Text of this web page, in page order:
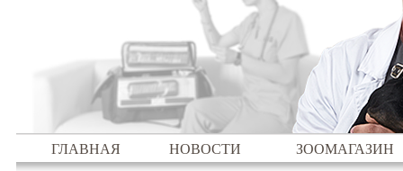
ГЛАВНАЯ НОВОСТИ ЗООМАГАЗИН